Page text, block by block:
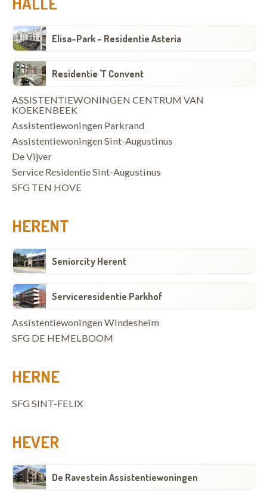
Elisa-Park - Residentie Asteria
Residentie 'T Convent
ASSISTENTIEWONINGEN CENTRUM VAN
KOEKENBEEK
Assistentiewoningen Parkrand
Assistentiewoningen Sint-Augustinus
De Vijver
Service Residentie Sint-Augustinus
SFG TEN HOVE
HERENT
Seniorcity Herent
Serviceresidentie Parkhof
Assistentiewoningen Windesheim
SFG DE HEMELBOOM
HERNE
SFG SINT-FELIX
HEVER
De Ravestein Assistentiewoningen